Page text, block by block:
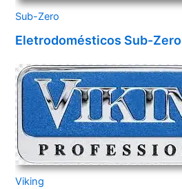
Sub-Zero
Eletrodomésticos Sub-Zero
Viking